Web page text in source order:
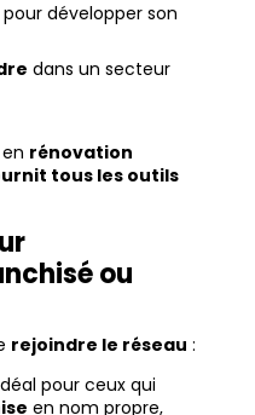
pour développer son
dans un secteur
rénovation
tous les outils
ou
rejoindre le réseau :
pour ceux qui
en nom propre,